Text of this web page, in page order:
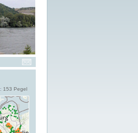
: 153 Pegel